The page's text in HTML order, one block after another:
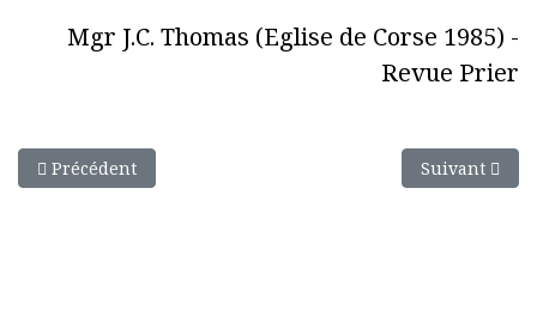
Mgr J.C. Thomas (Eglise de Corse 1985) -
Revue Prier
Article précédent : Il est des jours
Précédent Article
Suivant